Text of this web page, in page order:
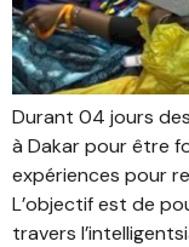
Durant 04 jours
à Dakar pour être
expériences pour
L’objectif est de
travers